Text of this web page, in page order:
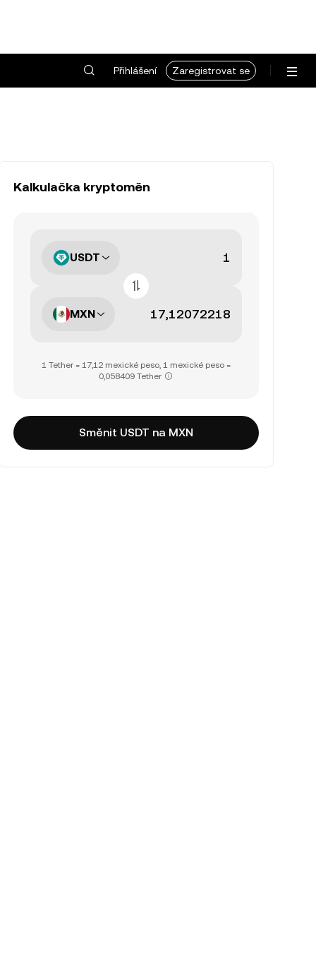
Přihlášení Zaregistrovat se
Kalkulačka kryptoměn
USDT
MXN
1 Tether = 17,12 mexické peso, 1 mexické peso =
0,058409 Tether
Směnit USDT na MXN